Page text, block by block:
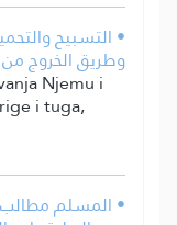
• التسبيح
وطريق الخروج من
Njemu i
i tuga,
• المسلم مطالب